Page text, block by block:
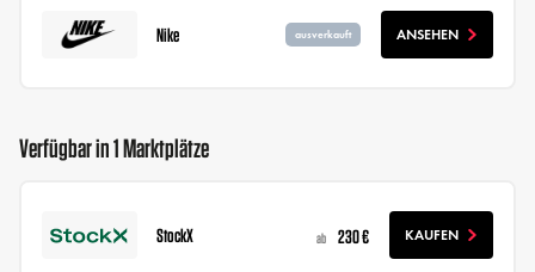
Nike ausverkauft ANSEHEN
Verfügbar in 1 Marktplätze
StockX ab 230 € KAUFEN